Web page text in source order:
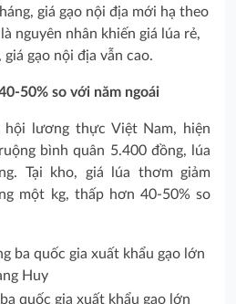
giá gạo nội địa mới hạ theo
nguyên nhân khiến giá lúa rẻ,
gạo nội địa vẫn cao.
50% so với năm ngoái
hội lương thực Việt Nam, hiện
bình quân 5.400 đồng, lúa
Tại kho, giá lúa thơm giảm
một kg, thấp hơn 40-50% so
quốc gia xuất khẩu gạo lớn